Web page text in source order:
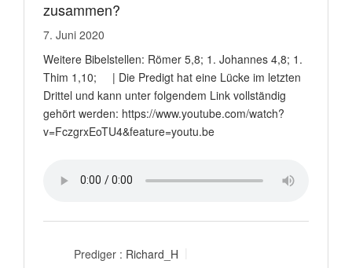
zusammen?
7. Juni 2020
Weitere Bibelstellen: Römer 5,8; 1. Johannes 4,8; 1.
Thim 1,10; | Die Predigt hat eine Lücke im letzten
Drittel und kann unter folgendem Link vollständig
gehört werden: https://www.youtube.com/watch?
v=FczgrxEoTU4&feature=youtu.be
Prediger : Richard_H